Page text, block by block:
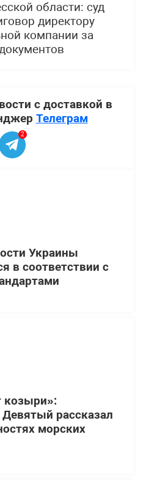
области: суд
директору
компании за
с доставкой в
Телеграм
2
Украины
в соответствии с
козыри»:
рассказал
морских